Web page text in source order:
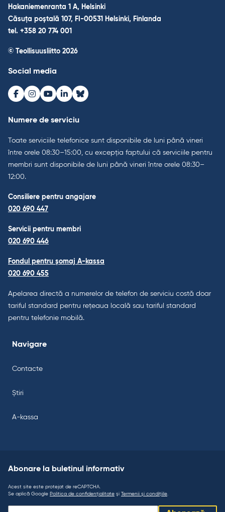
Hakaniemenranta 1 A, Helsinki
Căsuța poștală 107, FI-00531 Helsinki, Finlanda
tel. +358 20 774 001
© Teollisuusliitto 2026
Social media
Facebook
Instagram
Youtube
LinkedInBluesky
Numere de serviciu
Toate serviciile telefonice sunt disponibile de luni până vineri
între orele 08:30–15:00, cu excepția faptului că serviciile pentru
membri sunt disponibile de luni până vineri între orele 08:30–
12:00.
Consiliere pentru angajare
020 690 447
Servicii pentru membri
020 690 446
Fondul pentru șomaj A-kassa
020 690 455
Apelarea directă a numerelor de telefon de serviciu costă doar
tariful standard pentru rețeaua locală sau tariful standard
pentru telefonie mobilă.
Navigare
Contacte
Știri
A-kassa
Abonare la buletinul informativ
Acest site este protejat de reCAPTCHA.
Se aplică Google Politica de confidențialitate și Termenii și condițiile.